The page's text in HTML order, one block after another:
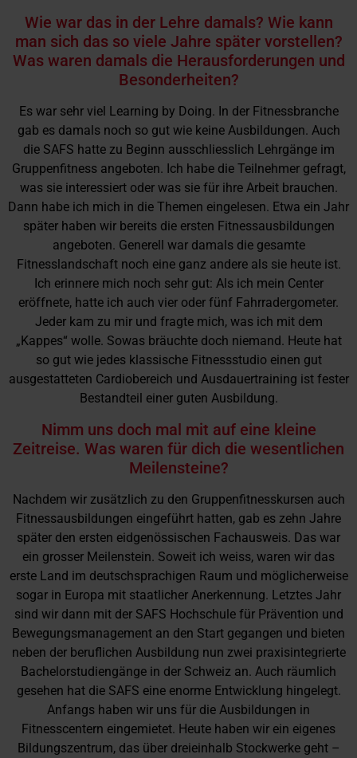
Wie war das in der Lehre damals? Wie kann
man sich das so viele Jahre später vorstellen?
Was waren damals die Herausforderungen und
Besonderheiten?
Es war sehr viel Learning by Doing. In der Fitnessbranche
gab es damals noch so gut wie keine Ausbildungen. Auch
die SAFS hatte zu Beginn ausschliesslich Lehrgänge im
Gruppenfitness angeboten. Ich habe die Teilnehmer gefragt,
was sie interessiert oder was sie für ihre Arbeit brauchen.
Dann habe ich mich in die Themen eingelesen. Etwa ein Jahr
später haben wir bereits die ersten Fitnessausbildungen
angeboten. Generell war damals die gesamte
Fitnesslandschaft noch eine ganz andere als sie heute ist.
Ich erinnere mich noch sehr gut: Als ich mein Center
eröffnete, hatte ich auch vier oder fünf Fahrradergometer.
Jeder kam zu mir und fragte mich, was ich mit dem
„Kappes“ wolle. Sowas bräuchte doch niemand. Heute hat
so gut wie jedes klassische Fitnessstudio einen gut
ausgestatteten Cardiobereich und Ausdauertraining ist fester
Bestandteil einer guten Ausbildung.
Nimm uns doch mal mit auf eine kleine
Zeitreise. Was waren für dich die wesentlichen
Meilensteine?
Nachdem wir zusätzlich zu den Gruppenfitnesskursen auch
Fitnessausbildungen eingeführt hatten, gab es zehn Jahre
später den ersten eidgenössischen Fachausweis. Das war
ein grosser Meilenstein. Soweit ich weiss, waren wir das
erste Land im deutschsprachigen Raum und möglicherweise
sogar in Europa mit staatlicher Anerkennung. Letztes Jahr
sind wir dann mit der SAFS Hochschule für Prävention und
Bewegungsmanagement an den Start gegangen und bieten
neben der beruflichen Ausbildung nun zwei praxisintegrierte
Bachelorstudiengänge in der Schweiz an. Auch räumlich
gesehen hat die SAFS eine enorme Entwicklung hingelegt.
Anfangs haben wir uns für die Ausbildungen in
Fitnesscentern eingemietet. Heute haben wir ein eigenes
Bildungszentrum, das über dreieinhalb Stockwerke geht –